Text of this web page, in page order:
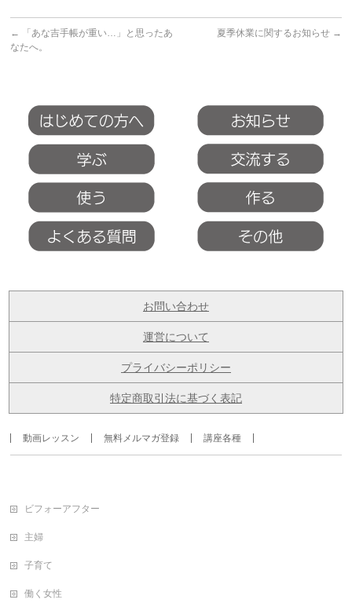
←
「あな吉手帳が重い…」と思ったあ
なたへ。
夏季休業に関するお知らせ →
お問い合わせ
運営について
プライバシーポリシー
特定商取引法に基づく表記
動画レッスン 無料メルマガ登録 講座各種
ビフォーアフター
主婦
子育て
働く女性